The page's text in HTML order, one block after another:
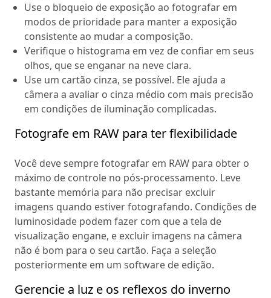
Use o bloqueio de exposição ao fotografar em
modos de prioridade para manter a exposição
consistente ao mudar a composição.
Verifique o histograma em vez de confiar em seus
olhos, que se enganar na neve clara.
Use um cartão cinza, se possível. Ele ajuda a
câmera a avaliar o cinza médio com mais precisão
em condições de iluminação complicadas.
Fotografe em RAW para ter flexibilidade
Você deve sempre fotografar em RAW para obter o
máximo de controle no pós-processamento. Leve
bastante memória para não precisar excluir
imagens quando estiver fotografando. Condições de
luminosidade podem fazer com que a tela de
visualização engane, e excluir imagens na câmera
não é bom para o seu cartão. Faça a seleção
posteriormente em um software de edição.
Gerencie a luz e os reflexos do inverno